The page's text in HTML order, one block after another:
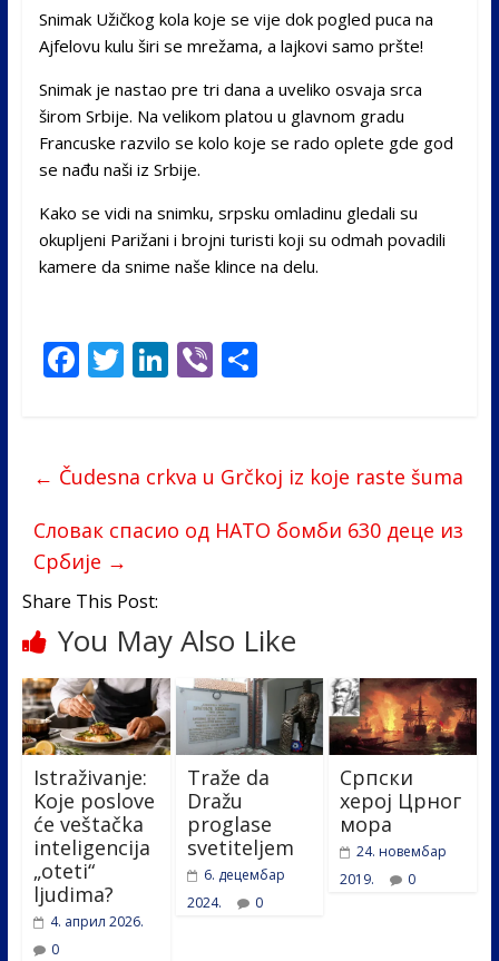
Snimak Užičkog kola koje se vije dok pogled puca na
Ajfelovu kulu širi se mrežama, a lajkovi samo pršte!
Snimak je nastao pre tri dana a uveliko osvaja srca
širom Srbije. Na velikom platou u glavnom gradu
Francuske razvilo se kolo koje se rado oplete gde god
se nađu naši iz Srbije.
Kako se vidi na snimku, srpsku omladinu gledali su
okupljeni Parižani i brojni turisti koji su odmah povadili
kamere da snime naše klince na delu.
F
ac
b
o
o
k
T
w
er
Li
n
e
dI
n
Vi
b
S
e
← Čudesna crkva u Grčkoj iz koje raste šuma
Словак спасио од НАТО бомби 630 деце из
Србије →
Share This Post:
You May Also Like
Istraživanje:
Koje poslove
će veštačka
inteligencija
„oteti“
ljudima?
4. април 2026.
0
Traže da
Dražu
proglase
svetiteljem
6. децембар
2024.
0
Српски
херој Црног
мора
24. новембар
2019.
0